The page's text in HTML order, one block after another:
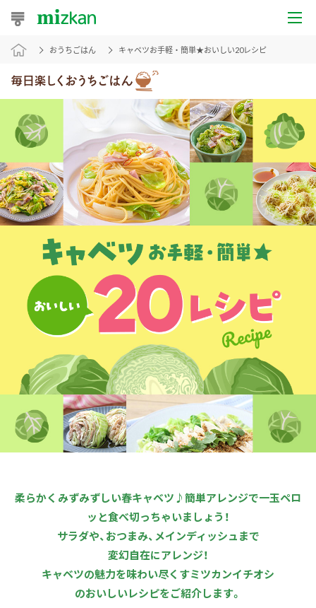
おうちレシピ
おすすめレシピ
レシピ特集
レシピカテゴリ一覧
商品からレシピを探す
レシピ名特集
商品情報
商品カテゴリ
酢 調味酢
お酢ドリンク ぽん酢
つゆ たれ
スープ 中華
新商品一覧
キャンペーン情報
ブランド・スペシャルサイト
Fibee（ファイビー）
くらしプラ酢
お酢ドリンク
企業情報
国内事業概要
ミツカングループについて
企業理念
ミツカンを知る
おうちごはん キャベツお手軽・簡単★おいしい20レシピ
柔らかくみずみずしい春キャベツ♪簡単アレンジで一玉ペロ
ッと食べ切っちゃいましょう！
サラダや、おつまみ、メインディッシュまで
変幻自在にアレンジ！
キャベツの魅力を味わい尽くすミツカンイチオシ
のおいしいレシピをご紹介します。